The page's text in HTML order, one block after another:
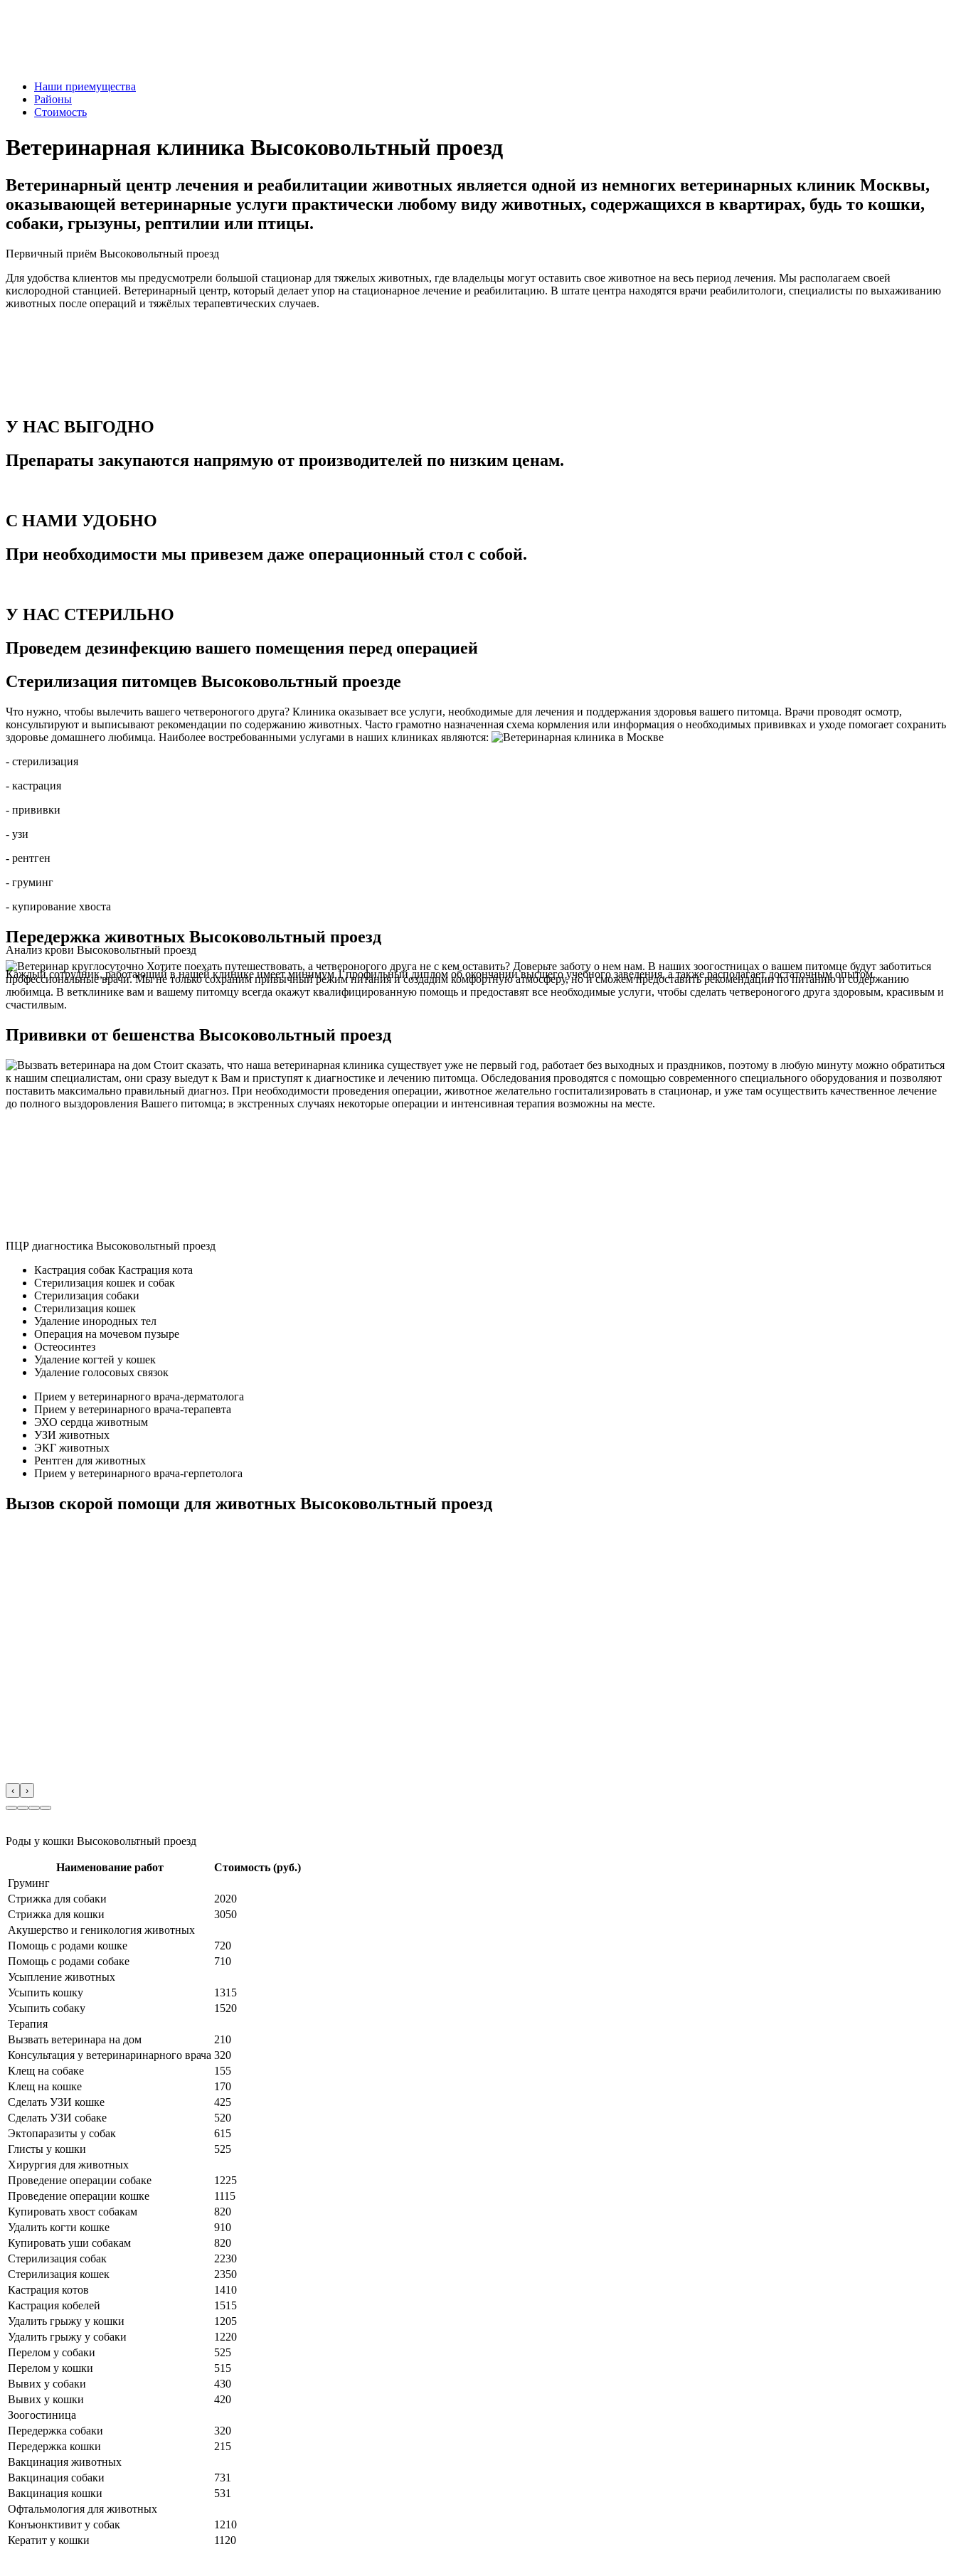
Наши приемущества
Районы
Стоимость
Ветеринарная клиника Высоковольтный проезд
Ветеринарный центр лечения и реабилитации животных является одной из немногих ветеринарных клиник Москвы,
оказывающей ветеринарные услуги практически любому виду животных, содержащихся в квартирах, будь то кошки,
собаки, грызуны, рептилии или птицы.
Первичный приём Высоковольтный проезд
Для удобства клиентов мы предусмотрели большой стационар для тяжелых животных, где владельцы могут оставить свое животное на весь период лечения. Мы располагаем своей
кислородной станцией. Ветеринарный центр, который делает упор на стационарное лечение и реабилитацию. В штате центра находятся врачи реабилитологи, специалисты по выхаживанию
животных после операций и тяжёлых терапевтических случаев.
У НАС ВЫГОДНО
Препараты закупаются напрямую от производителей по низким ценам.
С НАМИ УДОБНО
При необходимости мы привезем даже операционный стол с собой.
У НАС СТЕРИЛЬНО
Проведем дезинфекцию вашего помещения перед операцией
Стерилизация питомцев Высоковольтный проезде
Что нужно, чтобы вылечить вашего четвероногого друга? Клиника оказывает все услуги, необходимые для лечения и поддержания здоровья вашего питомца. Врачи проводят осмотр,
консультируют и выписывают рекомендации по содержанию животных. Часто грамотно назначенная схема кормления или информация о необходимых прививках и уходе помогает сохранить
здоровье домашнего любимца. Наиболее востребованными услугами в наших клиниках являются:
- стерилизация
- кастрация
- прививки
- узи
- рентген
- груминг
- купирование хвоста
Передержка животных Высоковольтный проезд
Хотите поехать путешествовать, а четвероногого друга не с кем оставить? Доверьте заботу о нем нам. В наших зоогостницах о вашем питомце будут заботиться
профессиональные врачи. Мы не только сохраним привычный режим питания и создадим комфортную атмосферу, но и сможем предоставить рекомендации по питанию и содержанию
любимца. В ветклинике вам и вашему питомцу всегда окажут квалифицированную помощь и предоставят все необходимые услуги, чтобы сделать четвероногого друга здоровым, красивым и
счастилвым.
Прививки от бешенства Высоковольтный проезд
Стоит сказать, что наша ветеринарная клиника существует уже не первый год, работает без выходных и праздников, поэтому в любую минуту можно обратиться
к нашим специалистам, они сразу выедут к Вам и приступят к диагностике и лечению питомца. Обследования проводятся с помощью современного специального оборудования и позволяют
поставить максимально правильный диагноз. При необходимости проведения операции, животное желательно госпитализировать в стационар, и уже там осуществить качественное лечение
до полного выздоровления Вашего питомца; в экстренных случаях некоторые операции и интенсивная терапия возможны на месте.
Анализ крови Высоковольтный проезд
Каждый сотрудник, работающий в нашей клинике имеет минимум 1 профильный диплом об окончании высшего учебного заведения, а также располагает достаточным опытом.
ПЦР диагностика Высоковольтный проезд
Кастрация собак Кастрация кота
Стерилизация кошек и собак
Стерилизация собаки
Стерилизация кошек
Удаление инородных тел
Операция на мочевом пузыре
Остеосинтез
Удаление когтей у кошек
Удаление голосовых связок
Прием у ветеринарного врача-дерматолога
Прием у ветеринарного врача-терапевта
ЭХО сердца животным
УЗИ животных
ЭКГ животных
Рентген для животных
Прием у ветеринарного врача-герпетолога
Вызов скорой помощи для животных Высоковольтный проезд
‹ ›
Роды у кошки Высоковольтный проезд
Наименование работ
Стоимость (руб.)
Груминг
Стрижка для собаки
2020
Стрижка для кошки
3050
Акушерство и геникология животных
Помощь с родами кошке
720
Помощь с родами собаке
710
Усыпление животных
Усыпить кошку
1315
Усыпить собаку
1520
Терапия
Вызвать ветеринара на дом
210
Консультация у ветеринаринарного врача 320
Клещ на собаке
155
Клещ на кошке
170
Сделать УЗИ кошке
425
Сделать УЗИ собаке
520
Эктопаразиты у собак
615
Глисты у кошки
525
Хирургия для животных
Проведение операции собаке
1225
Проведение операции кошке
1115
Купировать хвост собакам
820
Удалить когти кошке
910
Купировать уши собакам
820
Стерилизация собак
2230
Стерилизация кошек
2350
Кастрация котов
1410
Кастрация кобелей
1515
Удалить грыжу у кошки
1205
Удалить грыжу у собаки
1220
Перелом у собаки
525
Перелом у кошки
515
Вывих у собаки
430
Вывих у кошки
420
Зоогостиница
Передержка собаки
320
Передержка кошки
215
Вакцинация животных
Вакцинация собаки
731
Вакцинация кошки
531
Офтальмология для животных
Конъюнктивит у собак
1210
Кератит у кошки
1120